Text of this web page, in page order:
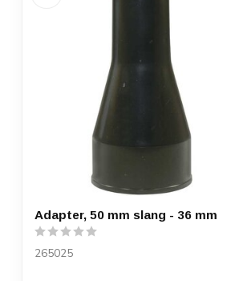
Adapter, 50 mm slang - 36 mm
265025